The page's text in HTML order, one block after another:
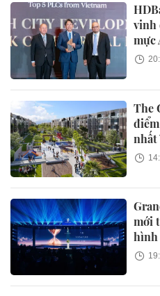
vinh
mực
The
nhất
mới
hình